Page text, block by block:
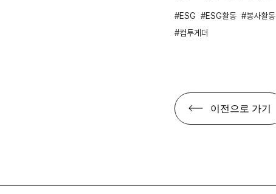
ESG ESG활동 봉사활동
컴투게더
이전으로 가기